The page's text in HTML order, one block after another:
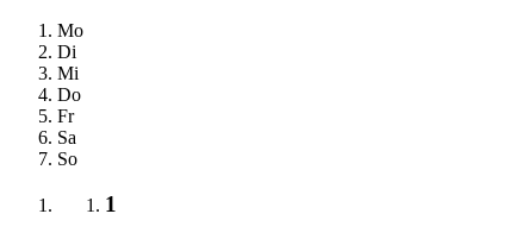
Mo
Di
Mi
Do
Fr
Sa
So
1